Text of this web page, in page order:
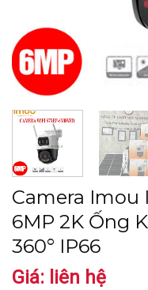
Camera Imou
6MP 2K Ống
360° IP66
Giá: liên hệ